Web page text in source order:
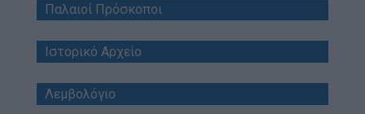
Φωτογραφικό Υλικό
Λογότυπα
Παλαιοί Πρόσκοποι
Ιστορικό Αρχείο
Λεμβολόγιο